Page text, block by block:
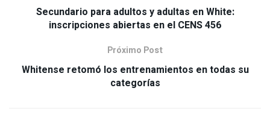
Secundario para adultos y adultas en White:
inscripciones abiertas en el CENS 456
Próximo Post
Whitense retomó los entrenamientos en todas su
categorías